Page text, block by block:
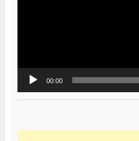
00:00